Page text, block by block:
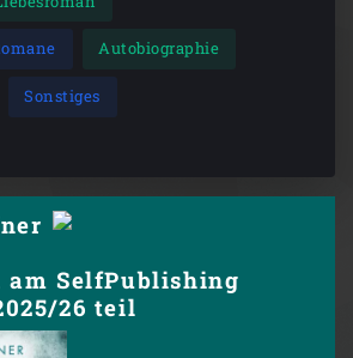
Autobiographie
Sonstiges
SelfPublishing
26 teil